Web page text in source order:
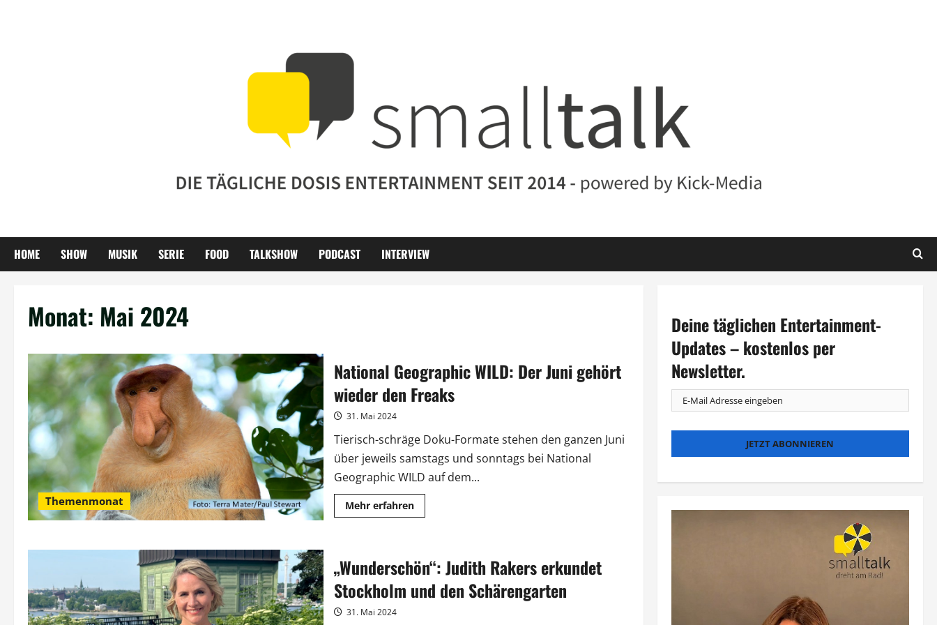
HOME SHOW MUSIK SERIE FOOD TALKSHOW PODCAST INTERVIEW
Monat: Mai 2024
Themenmonat
National Geographic WILD: Der Juni gehört
wieder den Freaks
31. Mai 2024
Tierisch-schräge Doku-Formate stehen den ganzen Juni
über jeweils samstags und sonntags bei National
Geographic WILD auf dem...
Mehr erfahrenMehr
Informationen
Der
Juni
gehört
wieder
den
„Wunderschön“: Judith Rakers erkundet
Stockholm und den Schärengarten
31. Mai 2024
Deine täglichen Entertainment-
Updates – kostenlos per
Newsletter.